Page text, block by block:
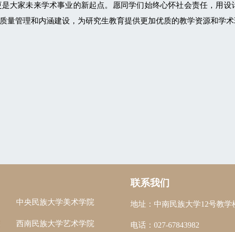
家未来学术事业的新起点。愿同学们始终心怀社会责任，用设
量管理和内涵建设，为研究生教育提供更加优质的教学资源和学
中央民族大学美术学院
西南民族大学艺术学院
联系我们
地址：中南民族大学12号教学
电话：027-67843982